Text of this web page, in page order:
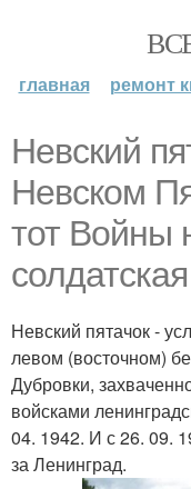
главная ремонт
Невский
Невском
тот Войны
Невский пятачок -
левом (восточном)
Дубровки,
войсками
04. 1942. И с 26. 09.
за Ленинград.